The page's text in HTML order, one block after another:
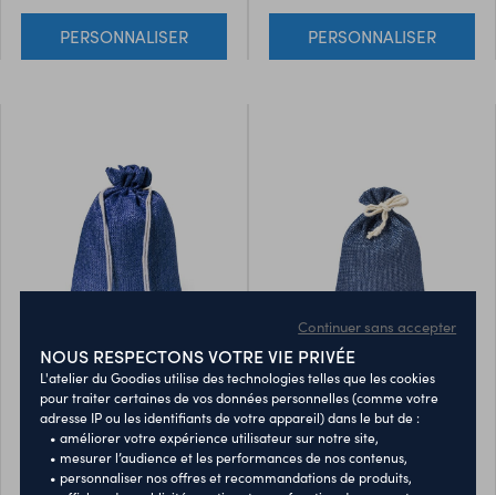
PERSONNALISER PERSONNALISER
sac pidrum
Sac de présentation inspiré
de la nature et finition cousue,
en polyester. Avec fermeture
sac yastrin
Sac de présentation inspiré
de la nature et finition cousue,
en polyester. Avec fermeture
Continuer sans accepter
NOUS RESPECTONS VOTRE VIE PRIVÉE
L'atelier du Goodies utilise des technologies telles que les cookies
pour traiter certaines de vos données personnelles (comme votre
adresse IP ou les identifiants de votre appareil) dans le but de :
• améliorer votre expérience utilisateur sur notre site,
• mesurer l’audience et les performances de nos contenus,
• personnaliser nos offres et recommandations de produits,